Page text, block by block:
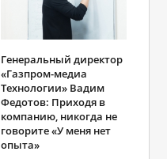
Генеральный директор
«Газпром-медиа
Технологии» Вадим
Федотов: Приходя в
компанию, никогда не
говорите «У меня нет
опыта»